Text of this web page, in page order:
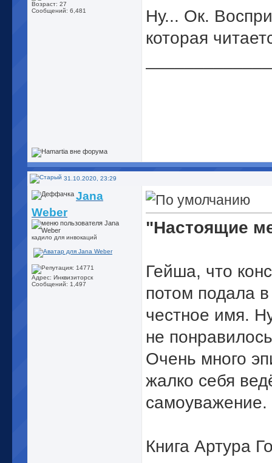
Возраст: 27
Сообщений: 6,481
Ну... Ок.
которая
31.10.2020, 23:29
Jana
Weber
кадило для инвокаций
Адрес: Инквизиторск
Сообщений: 1,497
"Настоящие
Гейша, что
потом подала
честное имя.
не
Очень много
жалко себя
самоуважение.
Книга Артура